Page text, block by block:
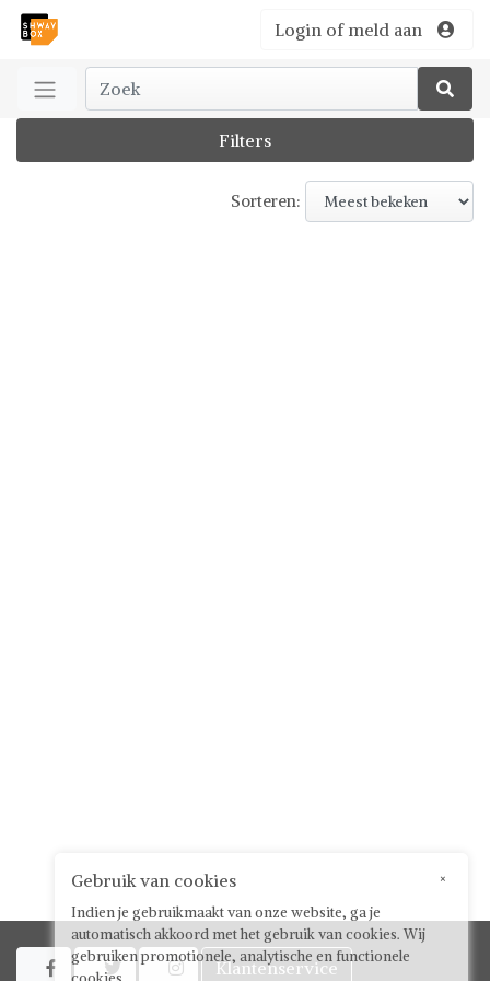
Login of meld aan
Filters
Sorteren:
   Klantenservice
×
Gebruik van cookies
Indien je gebruikmaakt van onze website, ga je
automatisch akkoord met het gebruik van cookies. Wij
gebruiken promotionele, analytische en functionele